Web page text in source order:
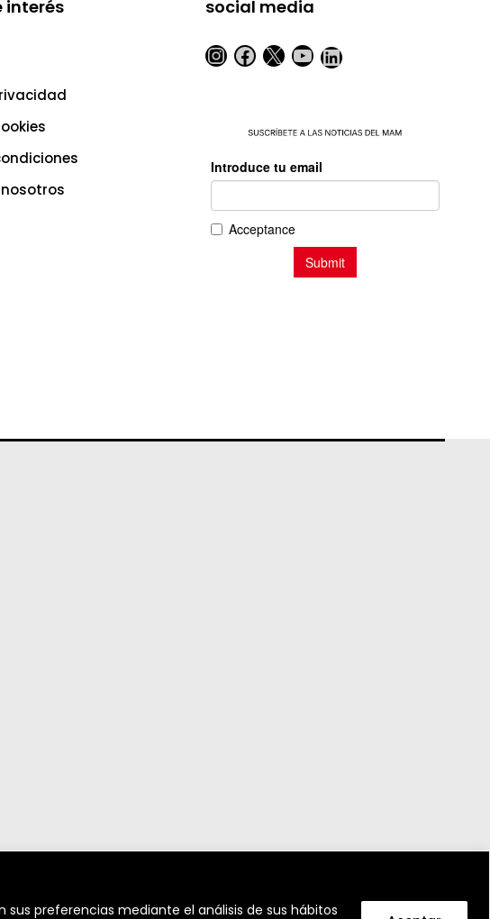
preferencias mediante el análisis de sus hábitos
interés social media
Instagram
Facebook
X YouTube
LinkedIn